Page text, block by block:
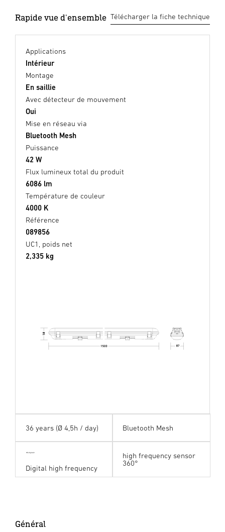
Rapide vue d'ensemble Télécharger la fiche technique
Applications
Intérieur
Montage
En saillie
Avec détecteur de mouvement
Oui
Mise en réseau via
Bluetooth Mesh
Puissance
42 W
Flux lumineux total du produit
6086 lm
Température de couleur
4000 K
Référence
089856
UC1, poids net
2,335 kg
36 years (Ø 4,5h / day) Bluetooth Mesh
HF digital24
Digital high frequency
high frequency sensor
360°
Général